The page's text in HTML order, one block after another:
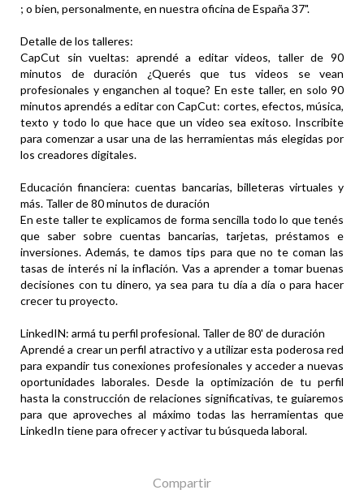
; o bien, personalmente, en nuestra oficina de España 37".
Detalle de los talleres:
CapCut sin vueltas: aprendé a editar videos, taller de 90
minutos de duración ¿Querés que tus videos se vean
profesionales y enganchen al toque? En este taller, en solo 90
minutos aprendés a editar con CapCut: cortes, efectos, música,
texto y todo lo que hace que un video sea exitoso. Inscribite
para comenzar a usar una de las herramientas más elegidas por
los creadores digitales.
Educación financiera: cuentas bancarias, billeteras virtuales y
más. Taller de 80 minutos de duración
En este taller te explicamos de forma sencilla todo lo que tenés
que saber sobre cuentas bancarias, tarjetas, préstamos e
inversiones. Además, te damos tips para que no te coman las
tasas de interés ni la inflación. Vas a aprender a tomar buenas
decisiones con tu dinero, ya sea para tu día a día o para hacer
crecer tu proyecto.
LinkedIN: armá tu perfil profesional. Taller de 80' de duración
Aprendé a crear un perfil atractivo y a utilizar esta poderosa red
para expandir tus conexiones profesionales y acceder a nuevas
oportunidades laborales. Desde la optimización de tu perfil
hasta la construcción de relaciones significativas, te guiaremos
para que aproveches al máximo todas las herramientas que
LinkedIn tiene para ofrecer y activar tu búsqueda laboral.
Compartir